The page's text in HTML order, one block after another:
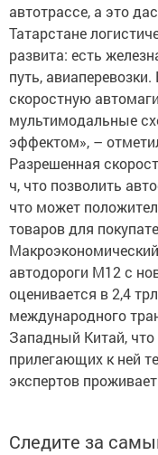
автотрассе, а это
Татарстане
развита: есть
путь,
скоростную
мультимодальные
эффектом», –
Разрешенная
ч, что позволить
что может
товаров для
автодороги М12 с
оценивается в 2,4
международного
Западный Китай, что
прилегающих к ней
экспертов
Следите за